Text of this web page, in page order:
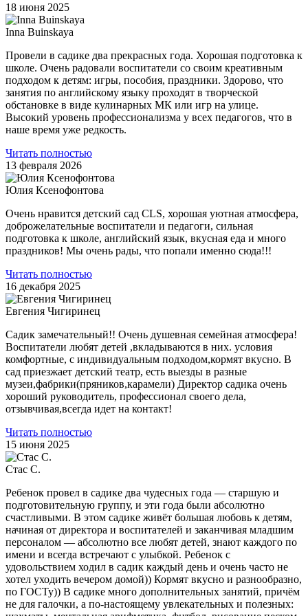
18 июня 2025
Inna Buinskaya
Провели в садике два прекрасных года. Хорошая подготовка к
школе. Очень радовали воспитатели со своим креативным
подходом к детям: игры, пособия, праздники. Здорово, что
занятия по английскому языку проходят в творческой
обстановке в виде кулинарных МК или игр на улице.
Высокий уровень профессионализма у всех педагогов, что в
наше время уже редкость.
Читать полностью
13 февраля 2026
Юлия Ксенофонтова
Очень нравится детский сад CLS, хорошая уютная атмосфера,
доброжелательные воспитатели и педагоги, сильная
подготовка к школе, английский язык, вкусная еда и много
праздников! Мы очень рады, что попали именно сюда!!!
Читать полностью
16 декабря 2025
Евгения Чигиринец
Садик замечательный!! Очень душевная семейная атмосфера!
Воспитатели любят детей ,вкладываются в них. условия
комфортные, с индивидуальным подходом,кормят вкусно. В
сад приезжает детский театр, есть выезды в разные
музеи,фабрики(пряников,карамели) Директор садика очень
хороший руководитель, профессионал своего дела,
отзывчивая,всегда идет на контакт!
Читать полностью
15 июня 2025
Стас С.
Ребенок провел в садике два чудесных года — старшую и
подготовительную группу, и эти года были абсолютно
счастливыми. В этом садике живёт большая любовь к детям,
начиная от директора и воспитателей и заканчивая младшим
персоналом — абсолютно все любят детей, знают каждого по
имени и всегда встречают с улыбкой. Ребенок с
удовольствием ходил в садик каждый день и очень часто не
хотел уходить вечером домой)) Кормят вкусно и разнообразно,
по ГОСТу)) В садике много дополнительных занятий, причём
не для галочки, а по-настоящему увлекательных и полезных: